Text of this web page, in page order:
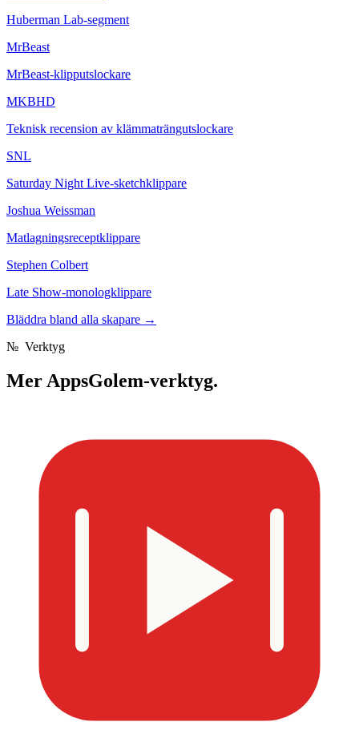
Huberman Lab-segment
MrBeast
MrBeast-klipputslockare
MKBHD
Teknisk recension av klämmaträngutslockare
SNL
Saturday Night Live-sketchklippare
Joshua Weissman
Matlagningsreceptklippare
Stephen Colbert
Late Show-monologklippare
Bläddra bland alla skapare →
№ Verktyg
Mer AppsGolem-verktyg.